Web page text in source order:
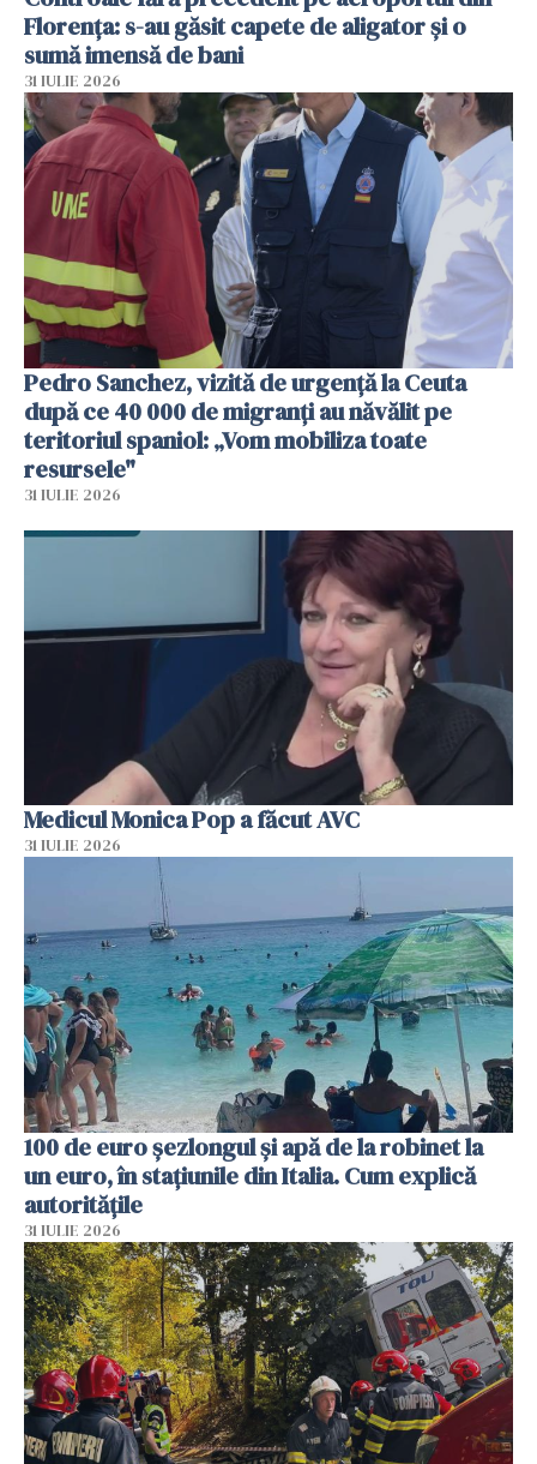
Florența: s-au găsit capete de aligator și o
sumă imensă de bani
31 IULIE 2026
Pedro Sanchez, vizită de urgență la Ceuta
după ce 40 000 de migranți au năvălit pe
teritoriul spaniol: „Vom mobiliza toate
resursele"
31 IULIE 2026
Medicul Monica Pop a făcut AVC
31 IULIE 2026
100 de euro șezlongul și apă de la robinet la
un euro, în stațiunile din Italia. Cum explică
autoritățile
31 IULIE 2026